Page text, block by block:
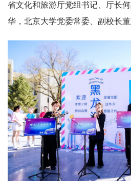
省文化和旅游厅党组书记、厅长
华，北京大学党委常委、副校长董